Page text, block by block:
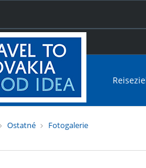
Ostatné Fotogalerie